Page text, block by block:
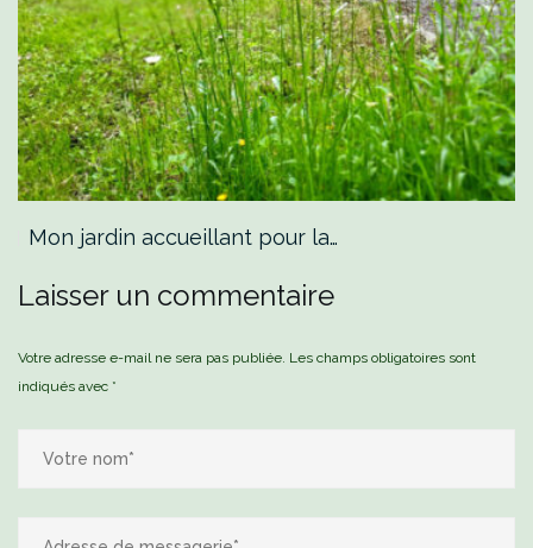
Mon jardin accueillant pour la…
Laisser un commentaire
Votre adresse e-mail ne sera pas publiée. Les champs obligatoires sont
indiqués avec *